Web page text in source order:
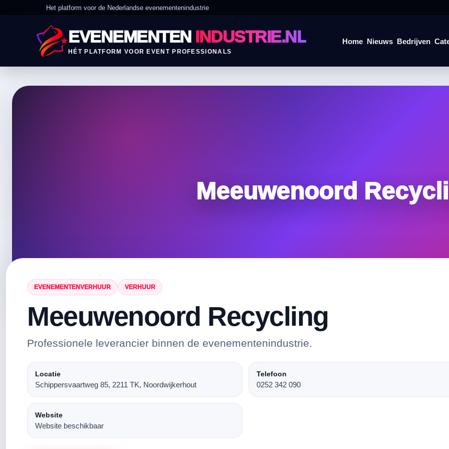
Het platform voor de Nederlandse evenementenindustrie
EVENEMENTEN INDUSTRIE.NL
HÉT PLATFORM VOOR EVENT PROFESSIONALS
Home Nieuws Bedrijven
Meeuwenoord
EVENEMENTENVERHUUR VERHUUR
Meeuwenoord Recycling
Professionele leverancier binnen de evenementenindustrie.
Locatie
Schippersvaartweg 85, 2211 TK, Noordwijkerhout
Telefoon
0252 342 090
Website
Website beschikbaar